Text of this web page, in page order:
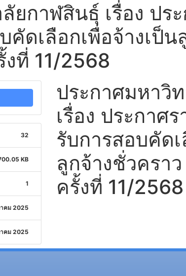
ยกาฬสินธุ์ เรื่อง ปร
คัดเลือกเพื่อจ้างเป็
ที่ 11/2568
32
KB
1
คม 2025
คม 2025
ประกาศมหาวิ
เรื่อง ประกาศ
รับการสอบคัด
ลูกจ้างชั่วครา
ครั้งที่ 11/2568